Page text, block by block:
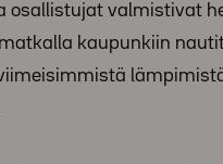
osallistujat valmistivat
kaupunkiin